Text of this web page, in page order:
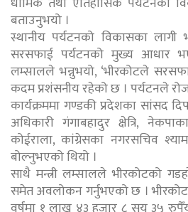
बताउनुभयो ।
स्थानीय पर्यटनको विकासका लागी
सरसफाई पर्यटनको मुख्य आधार
लम्सालले भन्नुभयो, ‘भीरकोटले
कदम प्रशंसनीय रहेको छ । पर्यटनले
कार्यक्रममा गण्डकी प्रदेशका सांसद
अधिकारी गंगाबहादुर क्षेत्रि,
कोईराला, कांग्रेसका नगरसचिव
बोल्नुभएको थियो ।
साथै मन्त्री लम्सालले भीरकोटको
समेत अवलोकन गर्नुभएको छ ।